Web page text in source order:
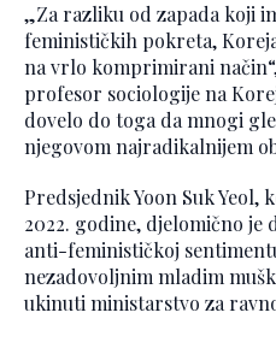
„Za razliku od zapada koji
feminističkih pokreta,
na vrlo komprimirani
profesor sociologije na
dovelo do toga da mnogi
njegovom najradikalnijem
Predsjednik Yoon Suk Yeol,
2022. godine, djelomično je
anti-feminističkoj
nezadovoljnim mladim
ukinuti ministarstvo za